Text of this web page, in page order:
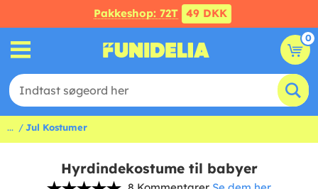
Pakkeshop: 72T 49 DKK
0
... Jul Kostumer
Hyrdindekostume til babyer